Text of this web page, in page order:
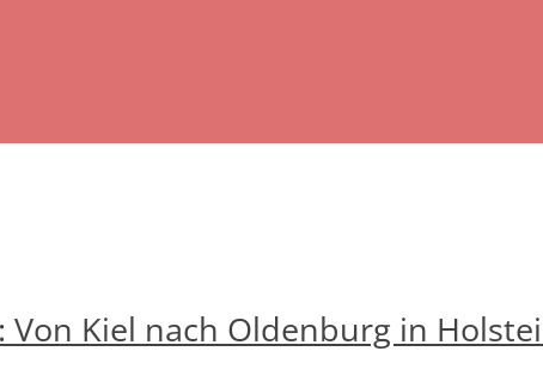
Kiel nach Oldenburg in